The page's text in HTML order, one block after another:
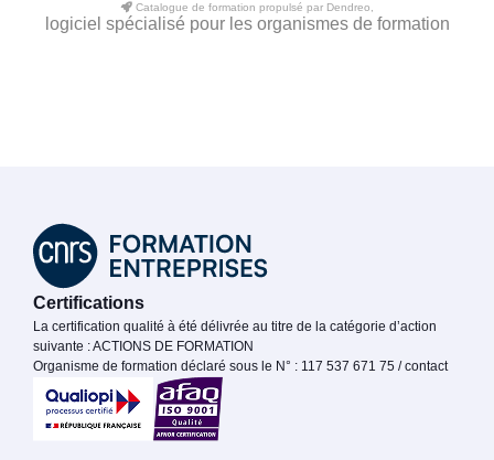
Catalogue de formation propulsé par Dendreo,
logiciel spécialisé pour les organismes de formation
Certifications
La certification qualité à été délivrée au titre de la catégorie d’action
suivante : ACTIONS DE FORMATION
Organisme de formation déclaré sous le N° : 117 537 671 75 / contact